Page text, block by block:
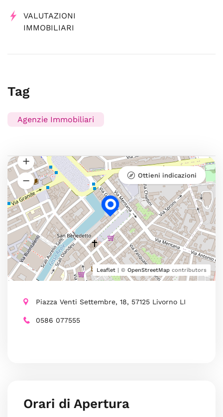
VALUTAZIONI
IMMOBILIARI
Tag
Agenzie Immobiliari
Leaflet | © OpenStreetMap contributors
Ottieni indicazioni
Piazza Venti Settembre, 18, 57125 Livorno LI
0586 077555
Orari di Apertura